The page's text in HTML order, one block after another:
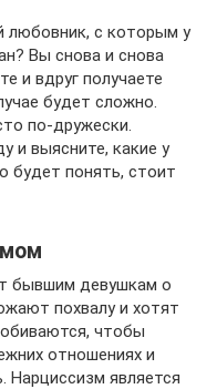
любовник, с которым у
Вы снова и снова
и вдруг получаете
будет сложно.
по-дружески.
и выясните, какие у
будет понять, стоит
бывшим девушкам о
похвалу и хотят
чтобы
отношениях и
Нарциссизм является